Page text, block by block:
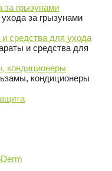
за грызунами
за грызунами
средства для ухода
и средства для
кондиционеры
кондиционеры